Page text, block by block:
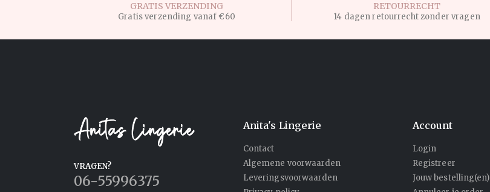
GRATIS VERZENDING
Gratis verzending vanaf €60
RETOURRECHT
14 dagen retourrecht zonder vragen
VRAGEN?
06-55996375
Anita's Lingerie
Contact
Algemene voorwaarden
Leveringsvoorwaarden
Account
Login
Registreer
Jouw bestelling(en)